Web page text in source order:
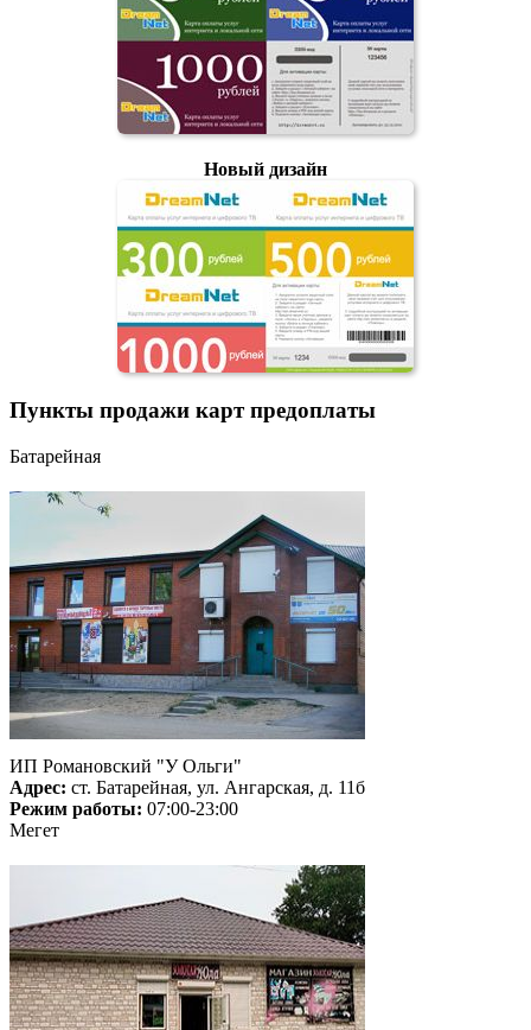
Новый дизайн
Пункты продажи карт предоплаты
Батарейная
ИП Романовский "У Ольги"
Адрес: ст. Батарейная, ул. Ангарская, д. 11б
Режим работы: 07:00-23:00
Мегет